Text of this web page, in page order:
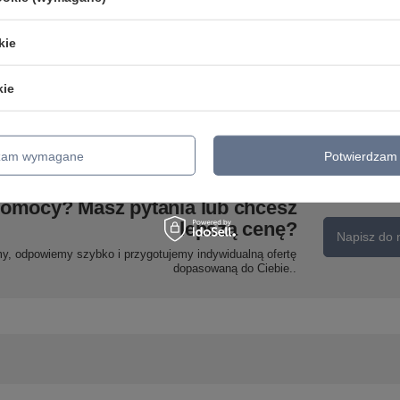
Masz pytania lub chcesz
lepszą cenę?
odpowiemy szybko i przygotujemy indywidualną ofertę
dopasowaną do Ciebie..
Napisz do
wymagane